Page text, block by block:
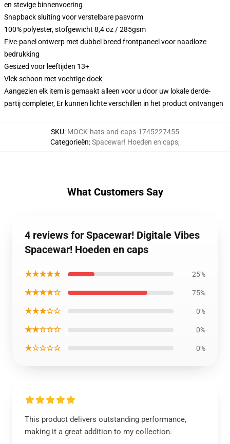
en stevige binnenvoering
Snapback sluiting voor verstelbare pasvorm
100% polyester, stofgewicht 8,4 oz / 285gsm
Five-panel ontwerp met dubbel breed frontpaneel voor naadloze
bedrukking
Gesized voor leeftijden 13+
Vlek schoon met vochtige doek
Aangezien elk item is gemaakt alleen voor u door uw lokale derde-
partij completer, Er kunnen lichte verschillen in het product ontvangen
SKU: MOCK-hats-and-caps-1745227455
Categorieën:Spacewar! Hoeden en caps,
What Customers Say
4 reviews for Spacewar! Digitale Vibes
Spacewar! Hoeden en caps
★★★★★ 25%
★★★★☆ 75%
★★★☆☆ 0%
★★☆☆☆ 0%
★☆☆☆☆ 0%
This product delivers outstanding performance,
making it a great addition to my collection.